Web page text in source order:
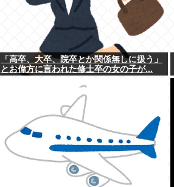
「高卒、大卒、院卒とか関係無しに扱う」
とお偉方に言われた修士卒の女の子が...